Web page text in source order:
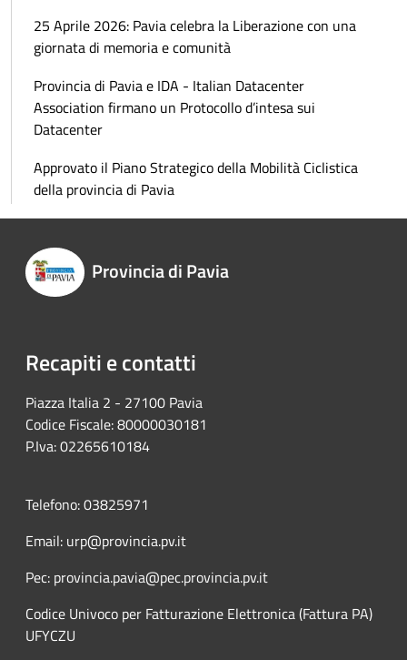
25 Aprile 2026: Pavia celebra la Liberazione con una
giornata di memoria e comunità
Provincia di Pavia e IDA - Italian Datacenter
Association firmano un Protocollo d’intesa sui
Datacenter
Approvato il Piano Strategico della Mobilità Ciclistica
della provincia di Pavia
Provincia di Pavia
Recapiti e contatti
Piazza Italia 2 - 27100 Pavia
Codice Fiscale: 80000030181
P.Iva: 02265610184
Telefono: 03825971
Email: urp@provincia.pv.it
Pec: provincia.pavia@pec.provincia.pv.it
Codice Univoco per Fatturazione Elettronica (Fattura PA)
UFYCZU